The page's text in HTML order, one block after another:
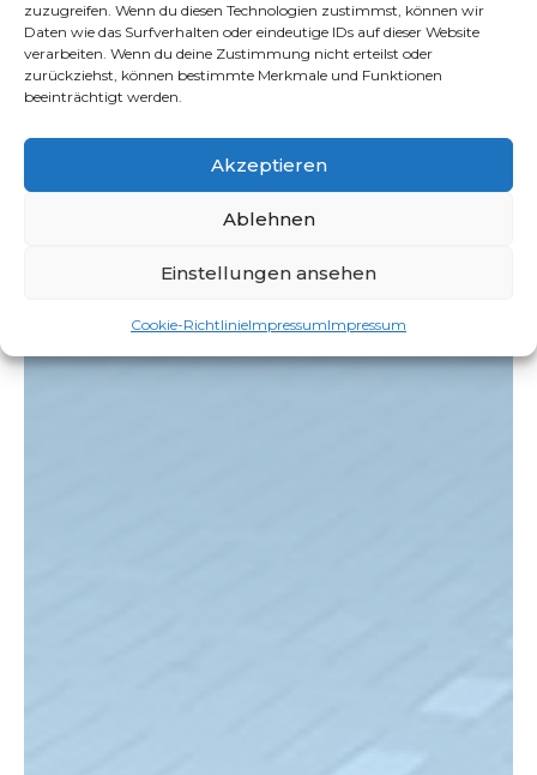
zuzugreifen. Wenn du diesen Technologien zustimmst, können wir
Daten wie das Surfverhalten oder eindeutige IDs auf dieser Website
verarbeiten. Wenn du deine Zustimmung nicht erteilst oder
zurückziehst, können bestimmte Merkmale und Funktionen
beeinträchtigt werden.
Akzeptieren
Ablehnen
Einstellungen ansehen
Cookie-RichtlinieImpressumImpressum